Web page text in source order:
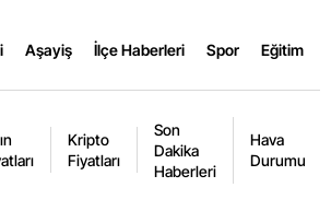
Aşayiş İlçe Haberleri Spor Eğitim
Kripto
Fiyatları
Son
Dakika
Haberleri
Hava
Durumu